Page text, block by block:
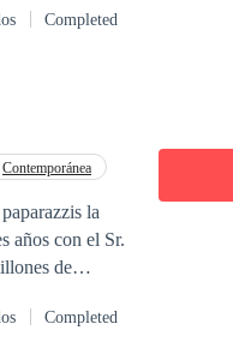
se enteró de
Completed
Contemporánea
la
años con el Sr.
de
todas
Completed